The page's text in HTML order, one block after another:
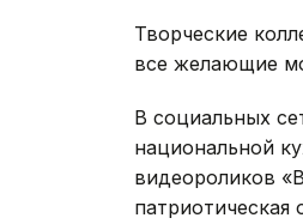
Творческие
все желающие
В социальных
национальной
видеороликов
патриотическая